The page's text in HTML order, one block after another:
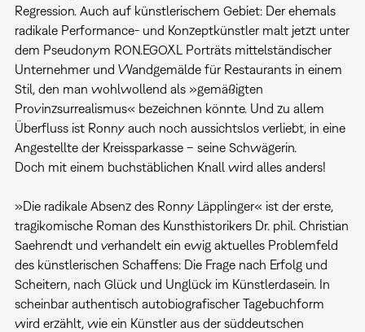
Regression. Auch auf künstlerischem Gebiet: Der ehemals
radikale Performance- und Konzeptkünstler malt jetzt unter
dem Pseudonym RON.EGOXL Porträts mittelständischer
Unternehmer und Wandgemälde für Restaurants in einem
Stil, den man wohlwollend als »gemäßigten
Provinzsurrealismus« bezeichnen könnte. Und zu allem
Überfluss ist Ronny auch noch aussichtslos verliebt, in eine
Angestellte der Kreissparkasse – seine Schwägerin.
Doch mit einem buchstäblichen Knall wird alles anders!
»Die radikale Absenz des Ronny Läpplinger« ist der erste,
tragikomische Roman des Kunsthistorikers Dr. phil. Christian
Saehrendt und verhandelt ein ewig aktuelles Problemfeld
des künstlerischen Schaffens: Die Frage nach Erfolg und
Scheitern, nach Glück und Unglück im Künstlerdasein. In
scheinbar authentisch autobiografischer Tagebuchform
wird erzählt, wie ein Künstler aus der süddeutschen